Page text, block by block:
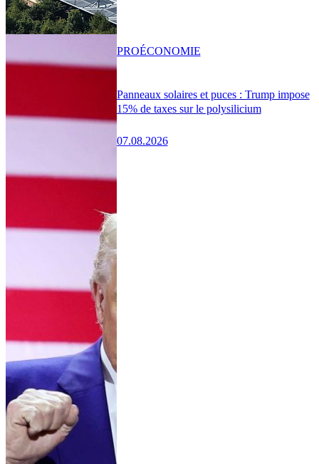
Panneaux solaires et puces : Trump impose
15% de taxes sur le polysilicium
07.08.2026
PROÉCONOMIE